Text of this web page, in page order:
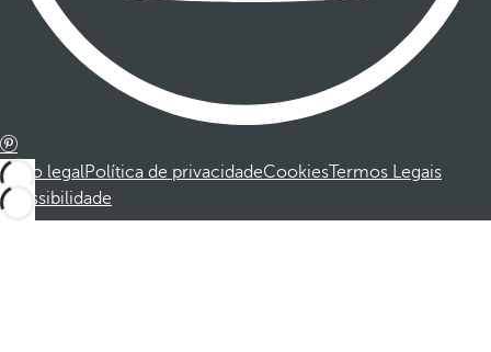
Aviso legalPolítica de privacidadeCookiesTermos Legais
Acessibilidade